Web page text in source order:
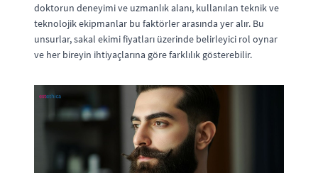
doktorun deneyimi ve uzmanlık alanı, kullanılan teknik ve
teknolojik ekipmanlar bu faktörler arasında yer alır. Bu
unsurlar, sakal ekimi fiyatları üzerinde belirleyici rol oynar
ve her bireyin ihtiyaçlarına göre farklılık gösterebilir.